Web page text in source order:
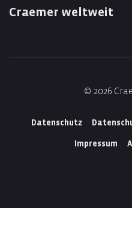
Craemer weltweit
© 2026
Datenschutz
Impressum